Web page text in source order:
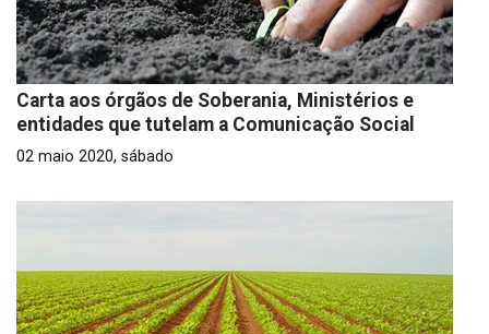
Carta aos órgãos de Soberania, Ministérios e
entidades que tutelam a Comunicação Social
02 maio 2020, sábado